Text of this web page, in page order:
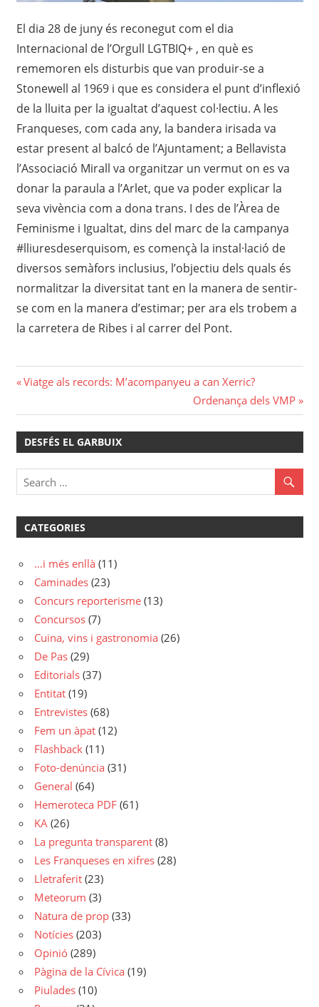
El dia 28 de juny és reconegut com el dia
Internacional de l’Orgull LGTBIQ+ , en què es
rememoren els disturbis que van produir-se a
Stonewell al 1969 i que es considera el punt d’inflexió
de la lluita per la igualtat d’aquest col·lectiu. A les
Franqueses, com cada any, la bandera irisada va
estar present al balcó de l’Ajuntament; a Bellavista
l’Associació Mirall va organitzar un vermut on es va
donar la paraula a l’Arlet, que va poder explicar la
seva vivència com a dona trans. I des de l’Àrea de
Feminisme i Igualtat, dins del marc de la campanya
#lliuresdeserquisom, es començà la instal·lació de
diversos semàfors inclusius, l’objectiu dels quals és
normalitzar la diversitat tant en la manera de sentir-
se com en la manera d’estimar; per ara els trobem a
la carretera de Ribes i al carrer del Pont.
Navegació
d'entrades
Previous
Viatge als records: M’acompanyeu a can Xerric?
Next
Post:
Ordenança dels VMP
DESFÉS EL GARBUIX
CATEGORIES
…i més enllà (11)
Caminades (23)
Concurs reporterisme (13)
Concursos (7)
Cuina, vins i gastronomia (26)
De Pas (29)
Editorials (37)
Entitat (19)
Entrevistes (68)
Fem un àpat (12)
Flashback (11)
Foto-denúncia (31)
General (64)
Hemeroteca PDF (61)
KA (26)
La pregunta transparent (8)
Les Franqueses en xifres (28)
Lletraferit (23)
Meteorum (3)
Natura de prop (33)
Notícies (203)
Opinió (289)
Pàgina de la Cívica (19)
Piulades (10)